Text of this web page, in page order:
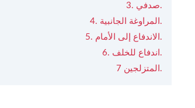
3. صدفي.
4. المراوغة الجانبية.
5. الاندفاع إلى الأمام.
6. اندفاع للخلف.
7 المتزلجين.